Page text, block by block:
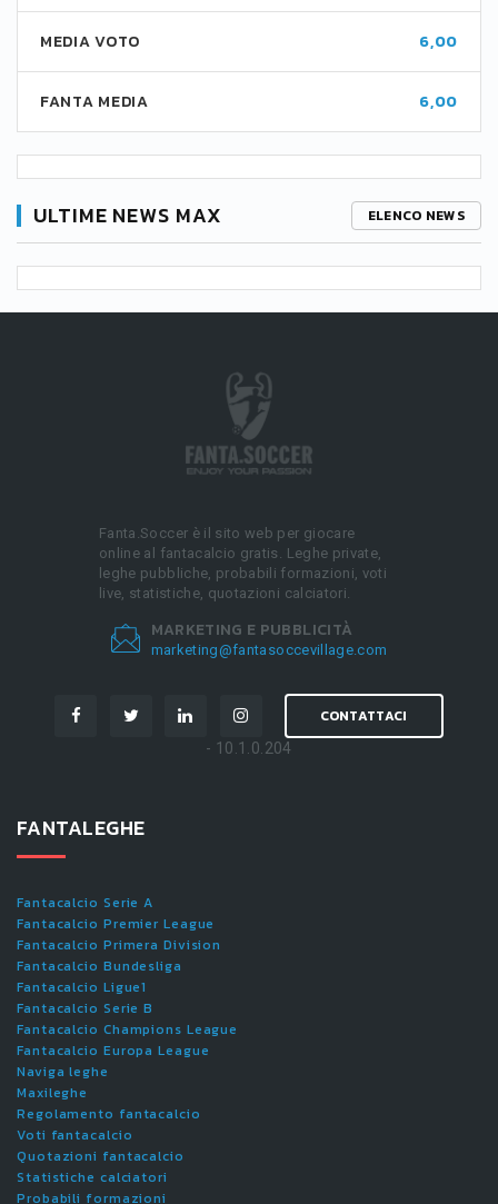
MEDIA VOTO 6,00
FANTA MEDIA 6,00
ULTIME NEWS MAX ELENCO NEWS
Fanta.Soccer è il sito web per giocare
online al fantacalcio gratis. Leghe private,
leghe pubbliche, probabili formazioni, voti
live, statistiche, quotazioni calciatori.
MARKETING E PUBBLICITÀ
marketing@fantasoccevillage.com
CONTATTACI
- 10.1.0.204
FANTALEGHE
Fantacalcio Serie A
Fantacalcio Premier League
Fantacalcio Primera Division
Fantacalcio Bundesliga
Fantacalcio Ligue1
Fantacalcio Serie B
Fantacalcio Champions League
Fantacalcio Europa League
Naviga leghe
Maxileghe
Regolamento fantacalcio
Voti fantacalcio
Quotazioni fantacalcio
Statistiche calciatori
Probabili formazioni